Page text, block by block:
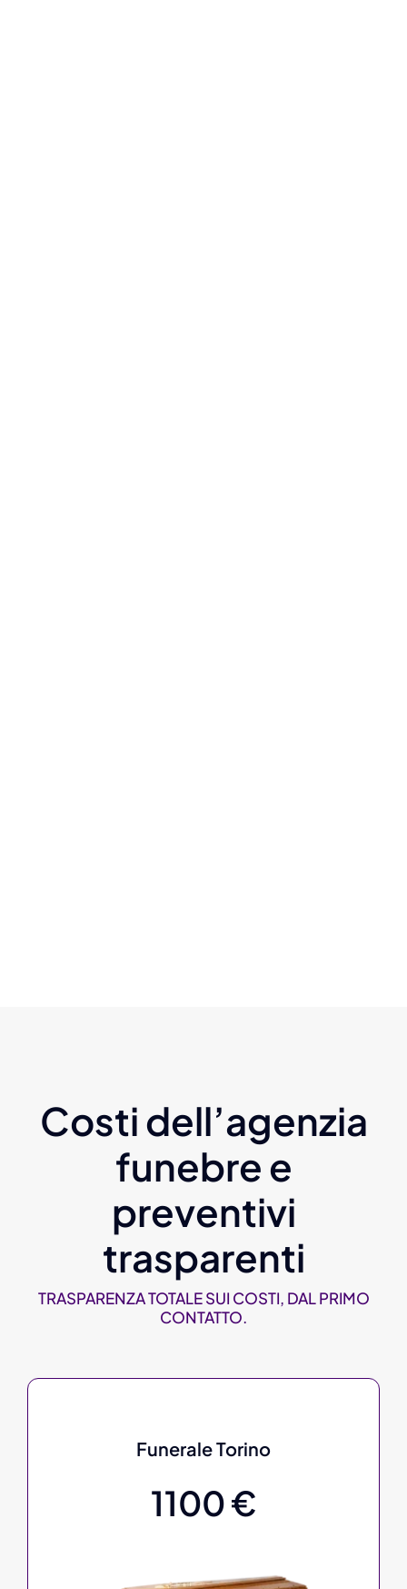
Costi dell’agenzia
funebre e
preventivi
trasparenti
TRASPARENZA TOTALE SUI COSTI, DAL PRIMO
CONTATTO.
Funerale Torino
1100 €